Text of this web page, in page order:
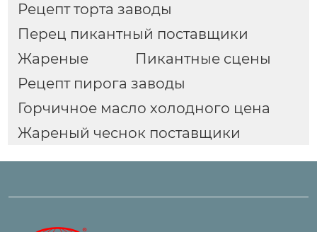
Рецепт торта заводы
Перец пикантный поставщики
Жареные
Пикантные сцены
Рецепт пирога заводы
Горчичное масло холодного цена
Жареный чеснок поставщики